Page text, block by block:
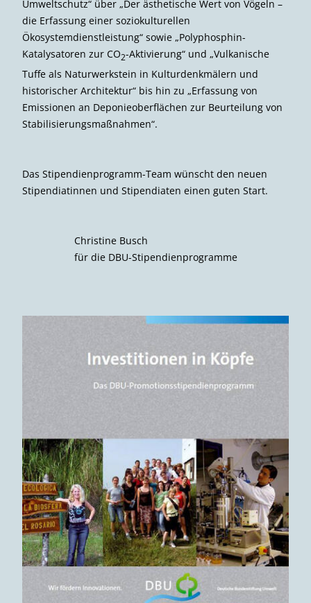
Umweltschutz“ über „Der ästhetische Wert von Vögeln –
die Erfassung einer soziokulturellen
Ökosystemdienstleistung“ sowie „Polyphosphin-
Katalysatoren zur CO2-Aktivierung“ und „Vulkanische
Tuffe als Naturwerkstein in Kulturdenkmälern und
historischer Architektur“ bis hin zu „Erfassung von
Emissionen an Deponieoberflächen zur Beurteilung von
Stabilisierungsmaßnahmen“.
Das Stipendienprogramm-Team wünscht den neuen
Stipendiatinnen und Stipendiaten einen guten Start.
Christine Busch
für die DBU-Stipendienprogramme